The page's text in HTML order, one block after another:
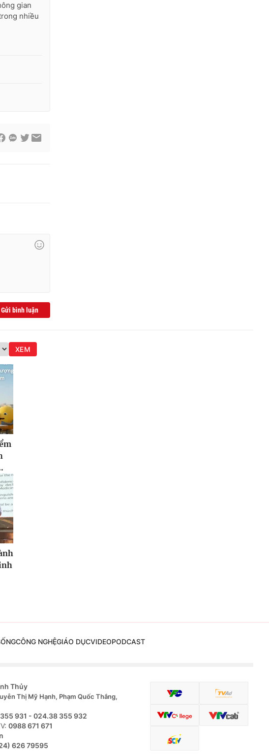
gian
nhiều
Gửi bình luận
XEM
CÔNG NGHỆGIÁO DỤCVIDEOPODCAST
Thủy
Thị Mỹ Hạnh, Phạm Quốc Thắng,
931 - 024.38 355 932
0988 671 671
626 79595